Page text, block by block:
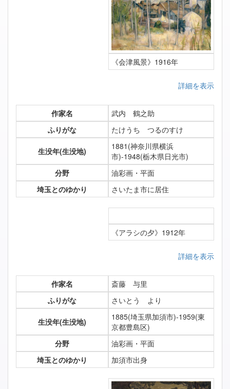
《会津風景》1916年
詳細を表示
作家名
武内 鶴之助
ふりがな
たけうち つるのすけ
生没年(生没地)
1881(神奈川県横浜
市)-1948(栃木県日光市)
分野
油彩画・平面
埼玉とのゆかり
さいたま市に居住
《アラシの夕》1912年
詳細を表示
作家名
斎藤 与里
ふりがな
さいとう より
生没年(生没地)
1885(埼玉県加須市)-1959(東
京都豊島区)
分野
油彩画・平面
埼玉とのゆかり
加須市出身